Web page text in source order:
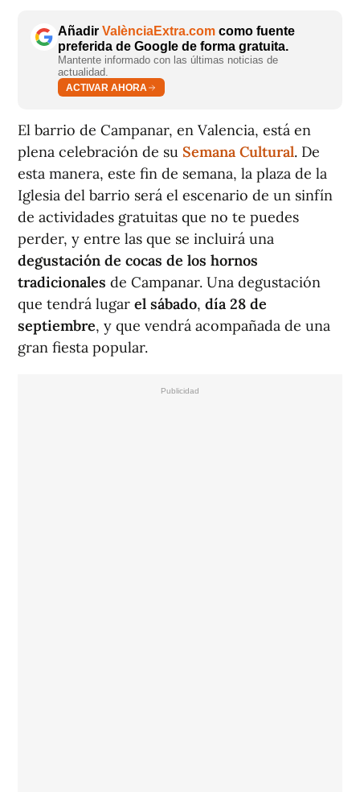
Añadir ValènciaExtra.com como fuente
preferida de Google de forma gratuita.
Mantente informado con las últimas noticias de
actualidad.
ACTIVAR AHORA
El barrio de Campanar, en Valencia, está en
plena celebración de su Semana Cultural. De
esta manera, este fin de semana, la plaza de la
Iglesia del barrio será el escenario de un sinfín
de actividades gratuitas que no te puedes
perder, y entre las que se incluirá una
degustación de cocas de los hornos
tradicionales de Campanar. Una degustación
que tendrá lugar el sábado, día 28 de
septiembre, y que vendrá acompañada de una
gran fiesta popular.